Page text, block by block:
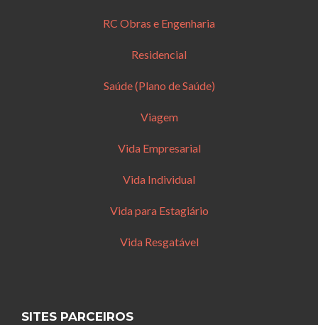
RC Obras e Engenharia
Residencial
Saúde (Plano de Saúde)
Viagem
Vida Empresarial
Vida Individual
Vida para Estagiário
Vida Resgatável
SITES PARCEIROS